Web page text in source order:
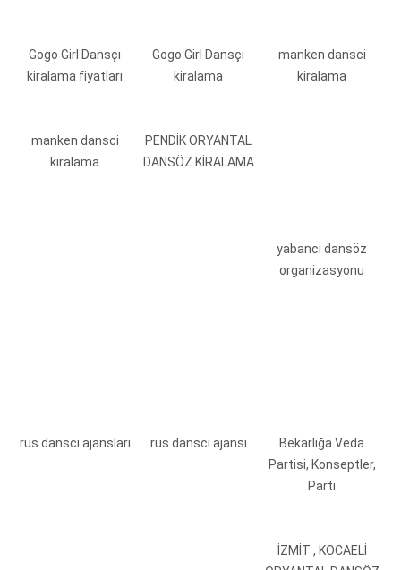
Gogo Girl Dansçı
kiralama fiyatları
Gogo Girl Dansçı
kiralama
manken dansci
kiralama
manken dansci
kiralama
PENDİK ORYANTAL
DANSÖZ KİRALAMA
yabancı dansöz
organizasyonu
rus dansci ajansları rus dansci ajansı
Bekarlığa Veda
Partisi, Konseptler,
Parti
İZMİT , KOCAELİ